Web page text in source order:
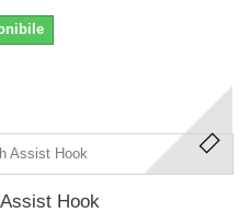
Hook